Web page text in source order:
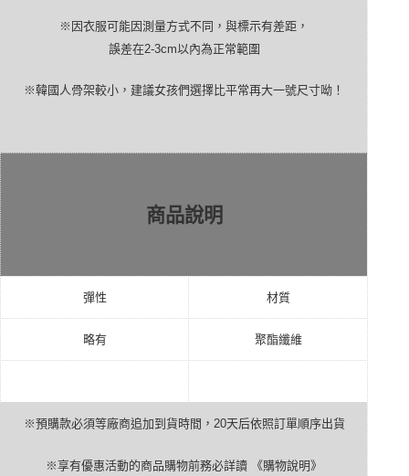
※因衣服可能因測量方式不同，與標示有差距，
誤差在2-3cm以內為正常範圍
※韓國人骨架較小，建議女孩們選擇比平常再大一號尺寸呦！
商品說明
彈性 材質
略有 聚酯纖維
※預購款必須等廠商追加到貨時間， 20天后依照訂單順序出貨
※享有優惠活動的商品購物前務必詳讀 《購物說明》